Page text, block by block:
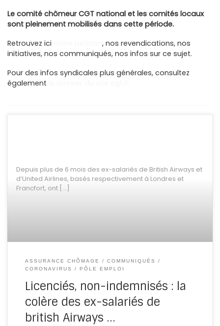
Le comité chômeur CGT national et les comités locaux
sont pleinement mobilisés dans cette période.
Retrouvez ici
, nos revendications, nos
initiatives, nos communiqués, nos infos sur ce sujet.
Pour des infos syndicales plus générales, consultez
également
Depuis plus de 6 mois des ex-salariés de British Airways et
d’United Airlines, basés respectivement à Londres et
Francfort, ont […]
ASSURANCE CHÔMAGE
COMMUNIQUÉS
CORONAVIRUS
PÔLE EMPLOI
Licenciés, non-indemnisés : la
colère des ex-salariés de
british Airways …